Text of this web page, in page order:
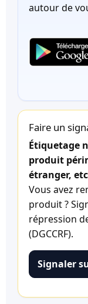
autour de
Faire un
Étiquetage
produit
étranger,
Vous avez
produit ?
répression
(DGCCRF).
Signaler